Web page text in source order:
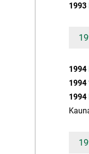
1993
1994
1994
1994